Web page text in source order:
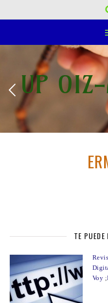
UP
TE
Voy ;